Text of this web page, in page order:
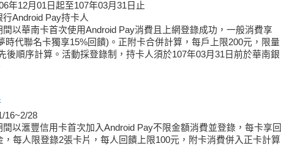
年12月01日起至107年03月31日止
Android Pay持卡人
以華南卡首次使用Android Pay消費且上網登錄成功，一般消費享
時代聯名卡獨享15%回饋)。正附卡合併計算，每戶上限200元，限量
後順序計算。活動採登錄制，持卡人須於107年03月31日前於華南銀
16~2/28
以滙豐信用卡首次加入Android Pay不限金額消費並登錄，每卡享回
，每人限登錄2張卡片，每人回饋上限100元，附卡消費併入正卡計算